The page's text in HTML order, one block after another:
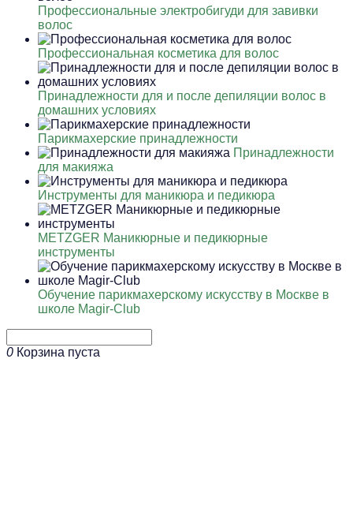
Профессиональные электробигуди для завивки
волос
Профессиональная косметика для волос
Принадлежности для и после депиляции волос в
домашних условиях
Парикмахерские принадлежности
Принадлежности
для макияжа
Инструменты для маникюра и педикюра
METZGER Маникюрные и педикюрные
инструменты
Обучение парикмахерскому искусству в Москве в
школе Magir-Club
0 Корзина пуста